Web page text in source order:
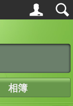
相簿